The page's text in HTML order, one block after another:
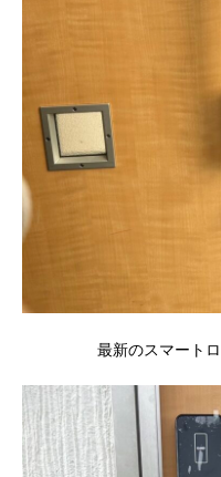
最新のスマート